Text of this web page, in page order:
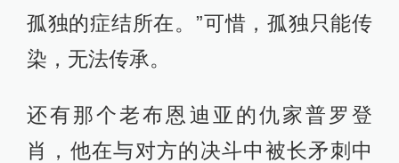
孤独的症结所在。”可惜，孤独只能传
染，无法传承。
还有那个老布恩迪亚的仇家普罗登
肖，他在与对方的决斗中被长矛刺中